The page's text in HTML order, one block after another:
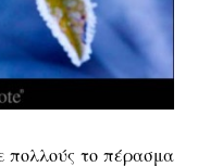
πολλούς το πέρασμα